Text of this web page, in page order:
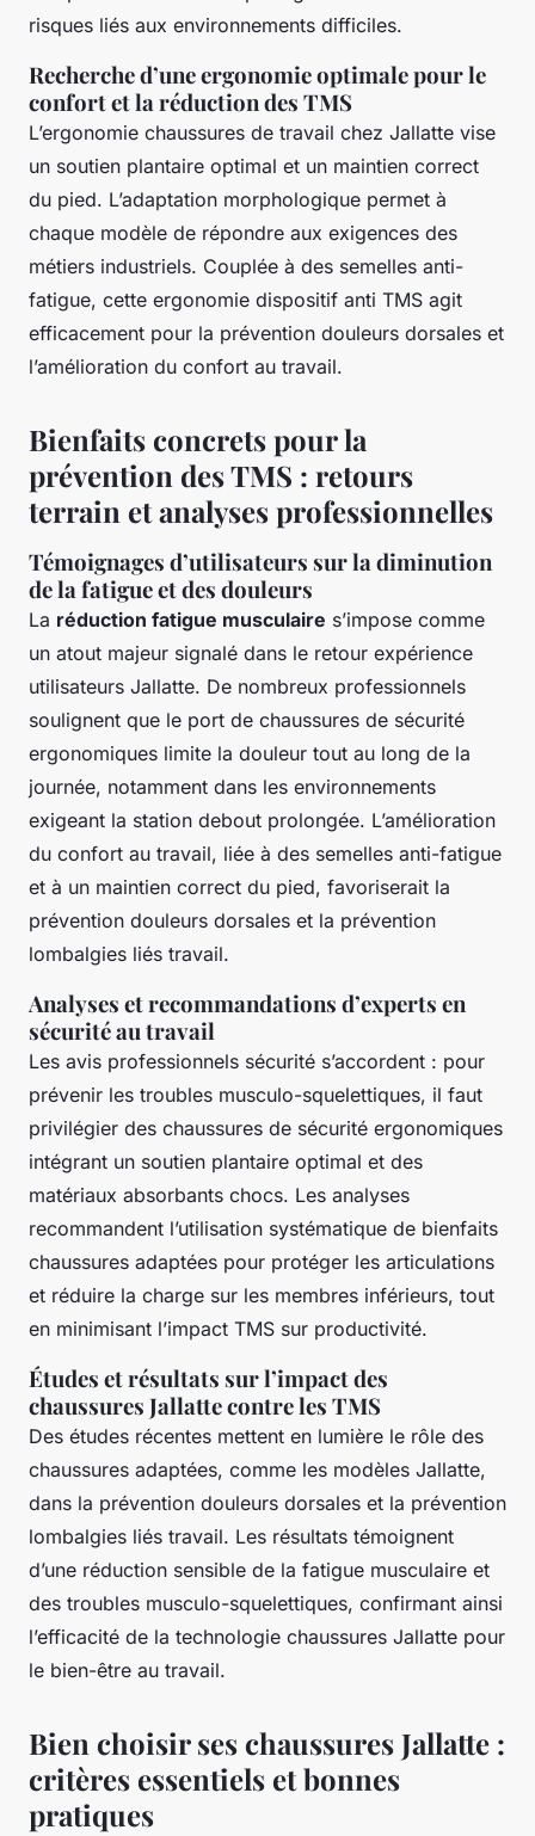
risques liés aux environnements difficiles.
Recherche d’une ergonomie optimale pour le
confort et la réduction des TMS
L’ergonomie chaussures de travail chez Jallatte vise
un soutien plantaire optimal et un maintien correct
du pied. L’adaptation morphologique permet à
chaque modèle de répondre aux exigences des
métiers industriels. Couplée à des semelles anti-
fatigue, cette ergonomie dispositif anti TMS agit
efficacement pour la prévention douleurs dorsales et
l’amélioration du confort au travail.
Bienfaits concrets pour la
prévention des TMS : retours
terrain et analyses professionnelles
Témoignages d’utilisateurs sur la diminution
de la fatigue et des douleurs
La réduction fatigue musculaire s’impose comme
un atout majeur signalé dans le retour expérience
utilisateurs Jallatte. De nombreux professionnels
soulignent que le port de chaussures de sécurité
ergonomiques limite la douleur tout au long de la
journée, notamment dans les environnements
exigeant la station debout prolongée. L’amélioration
du confort au travail, liée à des semelles anti-fatigue
et à un maintien correct du pied, favoriserait la
prévention douleurs dorsales et la prévention
lombalgies liés travail.
Analyses et recommandations d’experts en
sécurité au travail
Les avis professionnels sécurité s’accordent : pour
prévenir les troubles musculo-squelettiques, il faut
privilégier des chaussures de sécurité ergonomiques
intégrant un soutien plantaire optimal et des
matériaux absorbants chocs. Les analyses
recommandent l’utilisation systématique de bienfaits
chaussures adaptées pour protéger les articulations
et réduire la charge sur les membres inférieurs, tout
en minimisant l’impact TMS sur productivité.
Études et résultats sur l’impact des
chaussures Jallatte contre les TMS
Des études récentes mettent en lumière le rôle des
chaussures adaptées, comme les modèles Jallatte,
dans la prévention douleurs dorsales et la prévention
lombalgies liés travail. Les résultats témoignent
d’une réduction sensible de la fatigue musculaire et
des troubles musculo-squelettiques, confirmant ainsi
l’efficacité de la technologie chaussures Jallatte pour
le bien-être au travail.
Bien choisir ses chaussures Jallatte :
critères essentiels et bonnes
pratiques